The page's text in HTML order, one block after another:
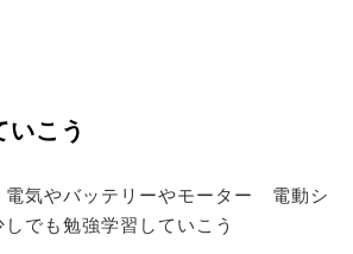
いこう
気やバッテリーやモーター 電動シ
でも勉強学習していこう